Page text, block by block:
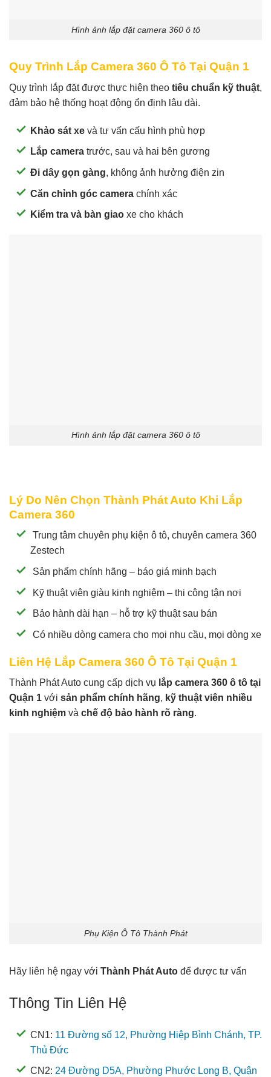
Hình ảnh lắp đặt camera 360 ô tô
Quy Trình Lắp Camera 360 Ô Tô Tại Quận 1
Quy trình lắp đặt được thực hiện theo tiêu chuẩn kỹ thuật,
đảm bảo hệ thống hoạt động ổn định lâu dài.
Khảo sát xe và tư vấn cấu hình phù hợp
Lắp camera trước, sau và hai bên gương
Đi dây gọn gàng, không ảnh hưởng điện zin
Căn chỉnh góc camera chính xác
Kiểm tra và bàn giao xe cho khách
Hình ảnh lắp đặt camera 360 ô tô
Lý Do Nên Chọn Thành Phát Auto Khi Lắp
Camera 360
Trung tâm chuyên phụ kiện ô tô, chuyên camera 360
Zestech
Sản phẩm chính hãng – báo giá minh bạch
Kỹ thuật viên giàu kinh nghiệm – thi công tận nơi
Bảo hành dài hạn – hỗ trợ kỹ thuật sau bán
Có nhiều dòng camera cho mọi nhu cầu, mọi dòng xe
Liên Hệ Lắp Camera 360 Ô Tô Tại Quận 1
Thành Phát Auto cung cấp dịch vụ lắp camera 360 ô tô tại
Quận 1 với sản phẩm chính hãng, kỹ thuật viên nhiều
kinh nghiệm và chế độ bảo hành rõ ràng.
Phụ Kiện Ô Tô Thành Phát
Hãy liên hệ ngay với Thành Phát Auto để được tư vấn
Thông Tin Liên Hệ
CN1: 11 Đường số 12, Phường Hiệp Bình Chánh, TP.
Thủ Đức
CN2: 24 Đường D5A, Phường Phước Long B, Quận